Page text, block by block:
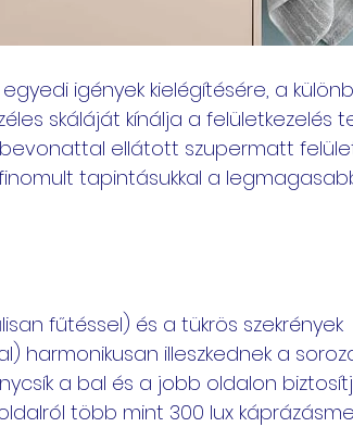
igények kielégítésére, a
skáláját kínálja a felületkezelés
ellátott szupermatt
tapintásukkal a
fűtéssel) és a tükrös szekrények
harmonikusan illeszkednek a
a bal és a jobb oldalon
több mint 300 lux